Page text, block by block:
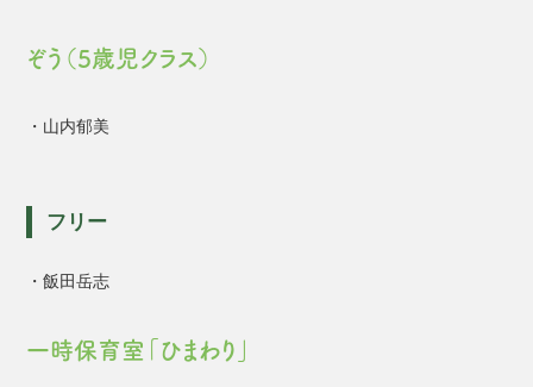
ぞう（5歳児クラス）
・山内郁美
フリー
・飯田岳志
一時保育室「ひまわり」